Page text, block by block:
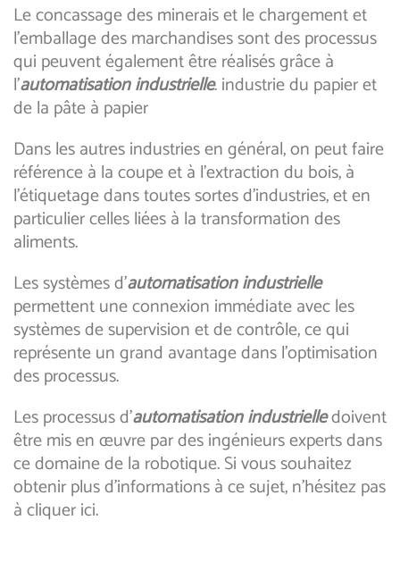
Le concassage des minerais et le chargement et
l’emballage des marchandises sont des processus
qui peuvent également être réalisés grâce à
l’automatisation industrielle. industrie du papier et
de la pâte à papier
Dans les autres industries en général, on peut faire
référence à la coupe et à l’extraction du bois, à
l’étiquetage dans toutes sortes d’industries, et en
particulier celles liées à la transformation des
aliments.
Les systèmes d’automatisation industrielle
permettent une connexion immédiate avec les
systèmes de supervision et de contrôle, ce qui
représente un grand avantage dans l’optimisation
des processus.
Les processus d’automatisation industrielledoivent
être mis en œuvre par des ingénieurs experts dans
ce domaine de la robotique. Si vous souhaitez
obtenir plus d’informations à ce sujet, n’hésitez pas
à cliquer ici.